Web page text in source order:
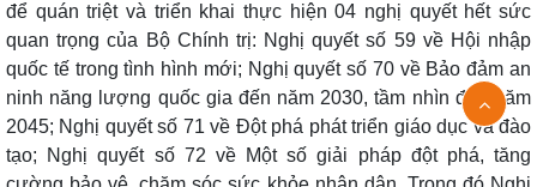
để quán triệt và triển khai thực hiện 04 nghị quyết hết sức
quan trọng của Bộ Chính trị: Nghị quyết số 59 về Hội nhập
quốc tế trong tình hình mới; Nghị quyết số 70 về Bảo đảm an
ninh năng lượng quốc gia đến năm 2030, tầm nhìn đến năm
2045; Nghị quyết số 71 về Đột phá phát triển giáo dục và đào
tạo; Nghị quyết số 72 về Một số giải pháp đột phá, tăng